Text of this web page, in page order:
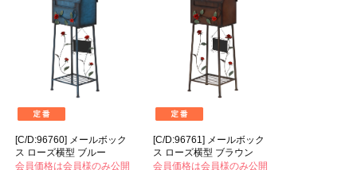
[C/D:96760] メールボック
ス ローズ横型 ブルー
会員価格は会員様のみ公開
[C/D:96761] メールボック
ス ローズ横型 ブラウン
会員価格は会員様のみ公開